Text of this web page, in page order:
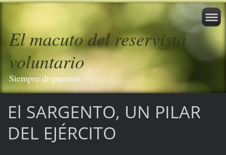
El macuto del reservista
voluntario
Siempre dispuestos
El SARGENTO, UN PILAR
DEL EJÉRCITO